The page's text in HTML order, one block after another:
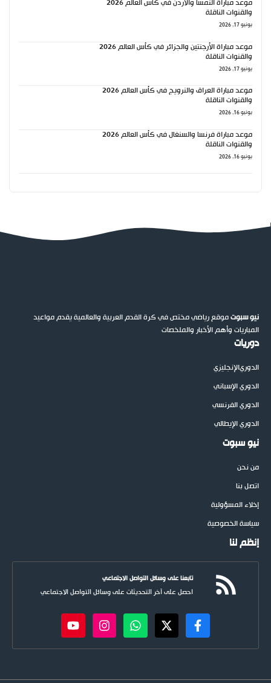
موعد مباراة النمسا والأردن في كأس العالم 2026
والقنوات الناقلة
يونيو 17, 2026
موعد مباراة الأرجنتين والجزائر في كأس العالم 2026
والقنوات الناقلة
يونيو 17, 2026
موعد مباراة العراق والنرويج في كأس العالم 2026
والقنوات الناقلة
يونيو 16, 2026
موعد مباراة فرنسا والسنغال في كأس العالم 2026
والقنوات الناقلة
يونيو 16, 2026
نيو سبوتموقع رياضي مختص في كرة القدم العربية والعالمية يقدم مواعيد
المباريات وأهم الأخبار والملخصات
دوريات
الدوريالإنجليزي
الدوري الإسباني
الدوري الفرنسي
الدوري الإيطالي
نيو سبوت
من نحن
اتصل بنا
إخلاء المسؤولية
سياسة الخصوصية
إنظم لنا
تابعنا على وسائل التواصل الاجتماعي
احصل على آخر التحديثات على وسائل التواصل الاجتماعي